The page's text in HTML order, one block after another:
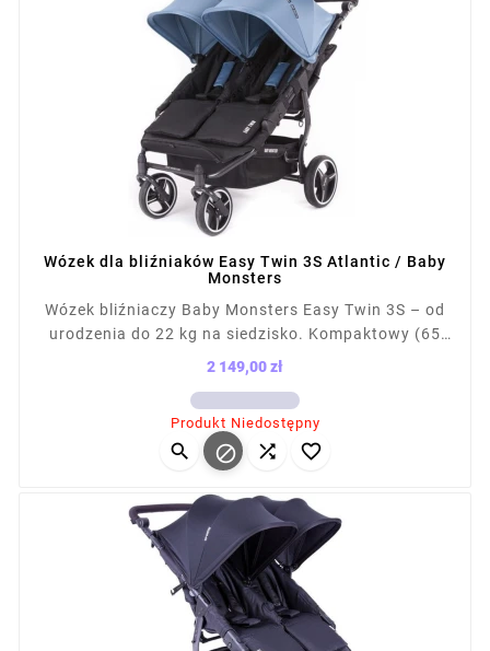
Wózek dla bliźniaków Easy Twin 3S Atlantic / Baby
Monsters
Wózek bliźniaczy Baby Monsters Easy Twin 3S – od
urodzenia do 22 kg na siedzisko. Kompaktowy (65
cm szer.), łatwy do prowadzenia, mieści się w
terenowymi i amortyzacją. Kompatybilny z fotelikami
(ponad 12 konfiguracji). Waga z siedziskiem: 13,1 kg,
po złożeniu: 87×65×28 cm.
2 149,00 zł
Produkt Niedostępny
   